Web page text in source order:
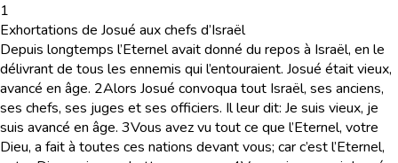
1
Exhortations de Josué aux chefs d’Israël
Depuis longtemps l’Eternel avait donné du repos à Israël, en le
délivrant de tous les ennemis qui l’entouraient. Josué était vieux,
avancé en âge. 2Alors Josué convoqua tout Israël, ses anciens,
ses chefs, ses juges et ses officiers. Il leur dit: Je suis vieux, je
suis avancé en âge. 3Vous avez vu tout ce que l’Eternel, votre
Dieu, a fait à toutes ces nations devant vous; car c’est l’Eternel,